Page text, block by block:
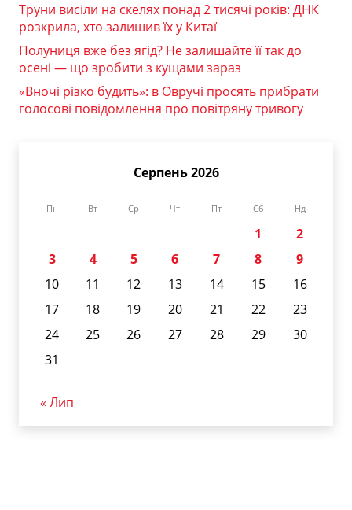
Труни висіли на скелях понад 2 тисячі років: ДНК
розкрила, хто залишив їх у Китаї
Полуниця вже без ягід? Не залишайте її так до
осені — що зробити з кущами зараз
«Вночі різко будить»: в Овручі просять прибрати
голосові повідомлення про повітряну тривогу
Серпень 2026
Пн Вт Ср Чт Пт Сб Нд
1
2
3
4 5 6 7 8
9
10
11 12 13 14 15
16
17
18 19 20 21 22
23
24
25 26 27 28 29
30
31
« Лип